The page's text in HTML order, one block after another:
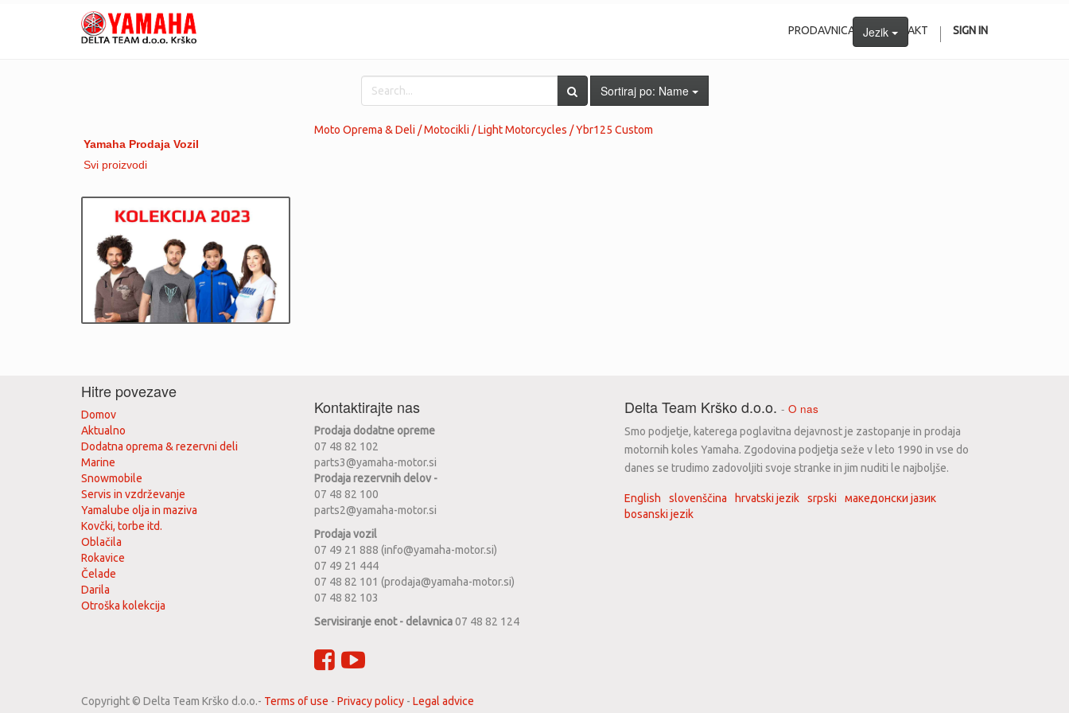
PRODAVNICA KONTAKT SIGN IN
Jezik
Sortiraj po: Name
Yamaha Prodaja Vozil
Svi proizvodi
Moto Oprema & Deli / Motocikli / Light Motorcycles / Ybr125 Custom
Hitre povezave
Domov
Aktualno
Dodatna oprema & rezervni deli
Marine
Snowmobile
Servis in vzdrževanje
Yamalube olja in maziva
Kovčki, torbe itd.
Oblačila
Rokavice
Čelade
Darila
Otroška kolekcija
Kontaktirajte nas
Prodaja dodatne opreme
07 48 82 102
parts3@yamaha-motor.si
Prodaja rezervnih delov -
07 48 82 100
parts2@yamaha-motor.si
Prodaja vozil
07 49 21 888 (info@yamaha-motor.si)
07 49 21 444
07 48 82 101 (prodaja@yamaha-motor.si)
07 48 82 103
Servisiranje enot - delavnica07 48 82 124
Delta Team Krško d.o.o. - O nas
Smo podjetje, katerega poglavitna dejavnost je zastopanje in prodaja
motornih koles Yamaha. Zgodovina podjetja seže v leto 1990 in vse do
danes se trudimo zadovoljiti svoje stranke in jim nuditi le najboljše.
English slovenščina hrvatski jezik srpski
македонски јазик
bosanski jezik
Copyright © Delta Team Krško d.o.o.- Terms of use - Privacy policy - Legal advice